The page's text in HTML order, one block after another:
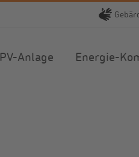
PV-Anlage Energie-